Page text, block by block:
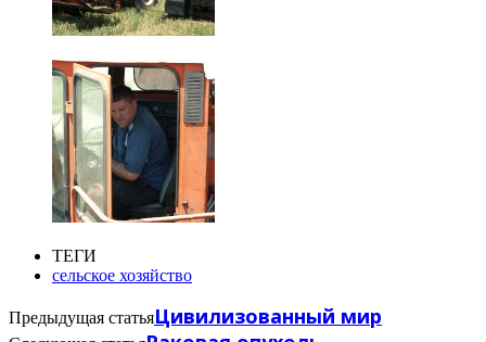
ТЕГИ
сельское хозяйство
Предыдущая статьяЦивилизованный мир